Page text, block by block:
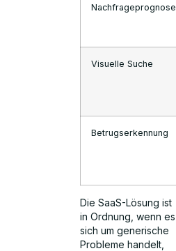
Nachfrageprognose
Visuelle Suche
Betrugserkennung
Die SaaS-Lösung ist
in Ordnung, wenn es
sich um generische
Probleme handelt,